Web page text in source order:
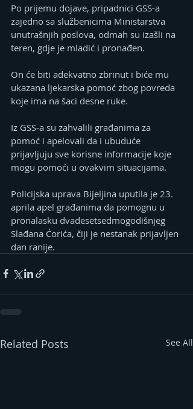
Po prijemu dojave, pripadnici GSS-a
zajedno sa službenicima Ministarstva
unutrašnjih poslova, odmah su izašli na
teren, gdje je mladić i pronađen.
On će biti adekvatno zbrinut i biće mu
ukazana ljekarska pomoć zbog povreda
koje ima na šaci desne ruke.
Iz GSS-a su zahvalili građanima za
pomoć i apelovali da i ubuduće
prijavljuju sve korisne informacije koje
mogu pomoći u ovakvim situacijama.
Policijska uprava Bijeljina uputila je 23.
aprila apel građanima da pomognu u
pronalasku dvadesetsedmogodišnjeg
Slađana Ćorića, čiji je nestanak prijavljen
dan ranije.
Related Posts See All